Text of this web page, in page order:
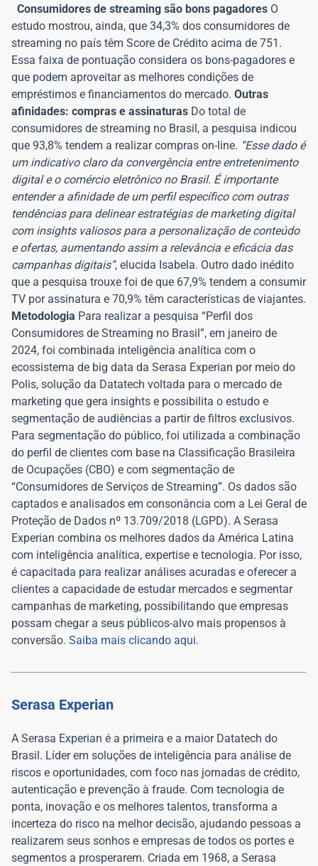
Consumidores de streaming são bons pagadores O
estudo mostrou, ainda, que 34,3% dos consumidores de
streaming no país têm Score de Crédito acima de 751.
Essa faixa de pontuação considera os bons-pagadores e
que podem aproveitar as melhores condições de
empréstimos e financiamentos do mercado. Outras
afinidades: compras e assinaturas Do total de
consumidores de streaming no Brasil, a pesquisa indicou
que 93,8% tendem a realizar compras on-line. “Esse dado é
um indicativo claro da convergência entre entretenimento
digital e o comércio eletrônico no Brasil. É importante
entender a afinidade de um perfil específico com outras
tendências para delinear estratégias de marketing digital
com insights valiosos para a personalização de conteúdo
e ofertas, aumentando assim a relevância e eficácia das
campanhas digitais”, elucida Isabela. Outro dado inédito
que a pesquisa trouxe foi de que 67,9% tendem a consumir
TV por assinatura e 70,9% têm características de viajantes.
Metodologia Para realizar a pesquisa “Perfil dos
Consumidores de Streaming no Brasil”, em janeiro de
2024, foi combinada inteligência analítica com o
ecossistema de big data da Serasa Experian por meio do
Polis, solução da Datatech voltada para o mercado de
marketing que gera insights e possibilita o estudo e
segmentação de audiências a partir de filtros exclusivos.
Para segmentação do público, foi utilizada a combinação
do perfil de clientes com base na Classificação Brasileira
de Ocupações (CBO) e com segmentação de
“Consumidores de Serviços de Streaming”. Os dados são
captados e analisados em consonância com a Lei Geral de
Proteção de Dados nº 13.709/2018 (LGPD). A Serasa
Experian combina os melhores dados da América Latina
com inteligência analítica, expertise e tecnologia. Por isso,
é capacitada para realizar análises acuradas e oferecer a
clientes a capacidade de estudar mercados e segmentar
campanhas de marketing, possibilitando que empresas
possam chegar a seus públicos-alvo mais propensos à
conversão. Saiba mais clicando aqui.
Serasa Experian
A Serasa Experian é a primeira e a maior Datatech do
Brasil. Líder em soluções de inteligência para análise de
riscos e oportunidades, com foco nas jornadas de crédito,
autenticação e prevenção à fraude. Com tecnologia de
ponta, inovação e os melhores talentos, transforma a
incerteza do risco na melhor decisão, ajudando pessoas a
realizarem seus sonhos e empresas de todos os portes e
segmentos a prosperarem. Criada em 1968, a Serasa